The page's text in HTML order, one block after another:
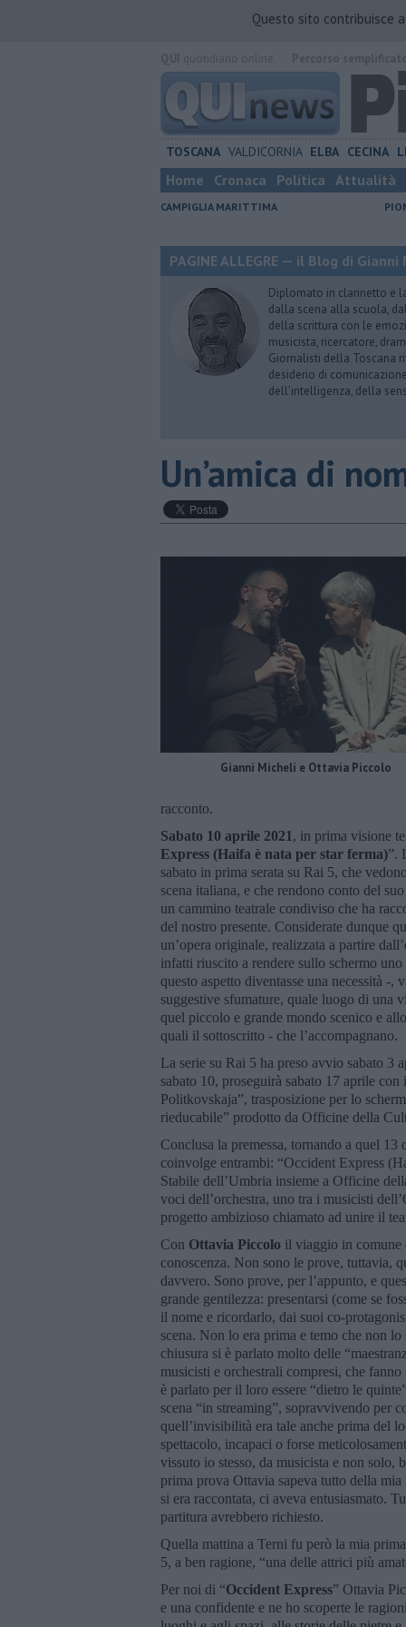
Questo sito contribuisce
TOSCANA VALDICORNIA ELBA CECINA
Home Cronaca Politica Attualità
CAMPIGLIA MARITTIMA
PAGINE ALLEGRE — il Blog di Gianni
Diplomato in clarinetto e
dalla scena alla scuola,
della scrittura con le
musicista, ricercatore,
Giornalisti della Toscana
desiderio di
dell’intelligenza, della
Un’amica di
Gianni Micheli e Ottavia Piccolo
racconto.
Sabato 10 aprile 2021 , in prima visione
Express (Haifa è nata per star ferma)”.
sabato in prima serata su Rai 5, che
scena italiana, e che rendono conto del
un cammino teatrale condiviso che ha
del nostro presente. Considerate dunque
un’opera originale, realizzata a partire
infatti riuscito a rendere sullo schermo
questo aspetto diventasse una necessità -,
suggestive sfumature, quale luogo di una
quel piccolo e grande mondo scenico e
quali il sottoscritto - che l’accompagnano.
La serie su Rai 5 ha preso avvio sabato 3
sabato 10, proseguirà sabato 17 aprile
Politkovskaja”, trasposizione per lo
rieducabile” prodotto da Officine della
Conclusa la premessa, tornando a quel
coinvolge entrambi: “Occident Express
Stabile dell’Umbria insieme a Officine
voci dell’orchestra, uno tra i musicisti
progetto ambizioso chiamato ad unire il
Con Ottavia Piccolo il viaggio in comune
conoscenza. Non sono le prove, tuttavia,
davvero. Sono prove, per l’appunto, e
grande gentilezza: presentarsi (come se
il nome e ricordarlo, dai suoi co-
scena. Non lo era prima e temo che non
chiusura si è parlato molto delle
musicisti e orchestrali compresi, che
è parlato per il loro essere “dietro le
scena “in streaming”, sopravvivendo per
quell’invisibilità era tale anche prima del
spettacolo, incapaci o forse
vissuto io stesso, da musicista e non
prima prova Ottavia sapeva tutto della
si era raccontata, ci aveva entusiasmato.
partitura avrebbero richiesto.
Quella mattina a Terni fu però la mia
5, a ben ragione, “una delle attrici più
Per noi di “Occident Express” Ottavia
e una confidente e ne ho scoperte le